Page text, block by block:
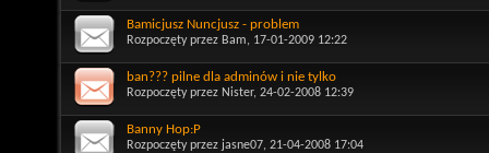
Bamicjusz Nuncjusz - problem
Rozpoczęty przez Bam, 17-01-2009 12:22
ban??? pilne dla adminów i nie tylko
Rozpoczęty przez Nister, 24-02-2008 12:39
Banny Hop:P
Rozpoczęty przez jasne07, 21-04-2008 17:04